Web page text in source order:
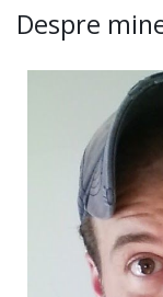
Despre